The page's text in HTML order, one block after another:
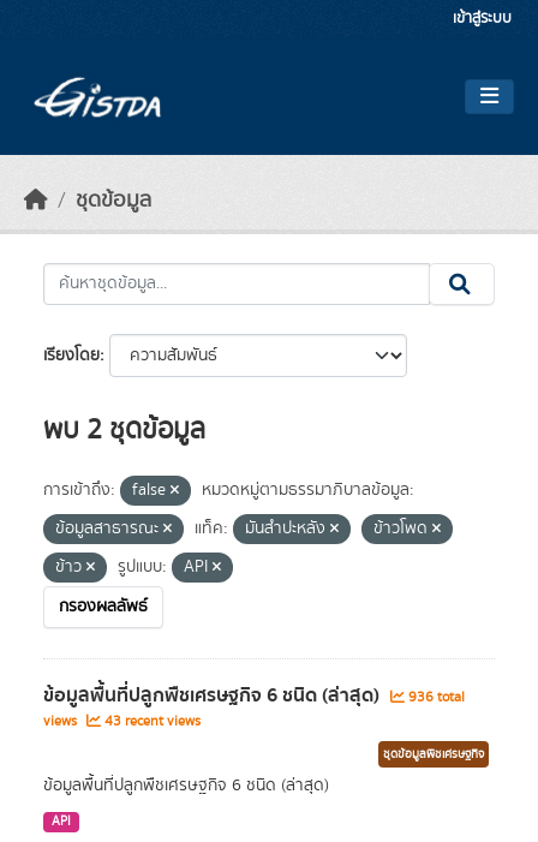
เข้าสู่ระบบ
ชุดข้อมูล
เรียงโดย
พบ 2 ชุดข้อมูล
การเข้าถึง: false
หมวดหมู่ตามธรรมาภิบาลข้อมูล:
ข้อมูลสาธารณะ
แท็ค: มันสำปะหลัง
ข้าวโพด
ข้าว
รูปแบบ:
API
กรองผลลัพธ์
ข้อมูลพื้นที่ปลูกพืชเศรษฐกิจ 6 ชนิด (ล่าสุด)
936 total
views
43 recent views
ชุดข้อมูลพืชเศรษฐกิจ
ข้อมูลพื้นที่ปลูกพืชเศรษฐกิจ 6 ชนิด (ล่าสุด)
API